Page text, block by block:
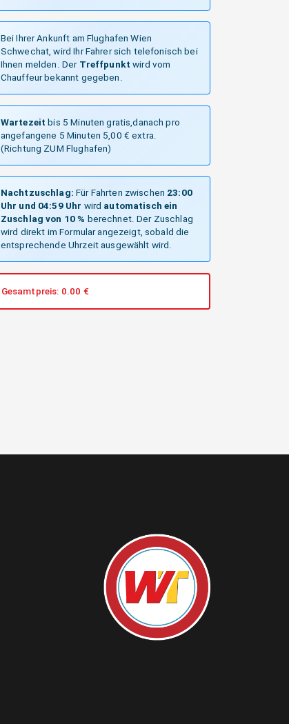
Bei Ihrer Ankunft am Flughafen Wien
Schwechat, wird Ihr Fahrer sich telefonisch bei
Ihnen melden. Der Treffpunkt wird vom
Chauffeur bekannt gegeben.
Wartezeit bis 5 Minuten gratis,danach pro
angefangene 5 Minuten 5,00 € extra.
(Richtung ZUM Flughafen)
Nachtzuschlag: Für Fahrten zwischen 23:00
Uhr und 04:59 Uhr wird automatisch ein
Zuschlag von 10 % berechnet. Der Zuschlag
wird direkt im Formular angezeigt, sobald die
entsprechende Uhrzeit ausgewählt wird.
Gesamtpreis: 0.00 €